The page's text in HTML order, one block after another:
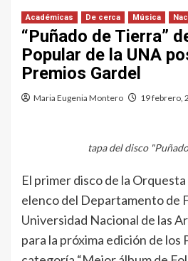
Académicas De cerca Música
“Puñado de Tierra”
Popular de la UNA
Premios Gardel
Maria Eugenia Montero 19 febrero,
tapa del disco
El primer disco de la
elenco del Departamento de
Universidad Nacional de las
para la próxima edición de los